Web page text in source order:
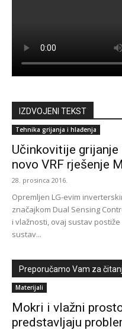
IZDVOJENI TEKST
Tehnika grijanja i hlađenja
Učinkovitije grijanje
novo VRF rješenje
28. prosinca 2016.
Opremljen LG-evim
značajkom Dual Sensing
i vlažnosti, ovaj sustav
sustav...
Preporučamo Vam za
Materijali
Mokri i vlažni
predstavljaju